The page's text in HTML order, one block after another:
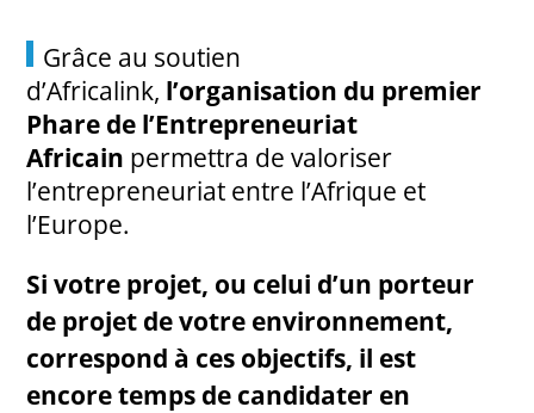
Grâce au soutien
d’Africalink, l’organisation du premier
Phare de l’Entrepreneuriat
Africain permettra de valoriser
l’entrepreneuriat entre l’Afrique et
l’Europe.
Si votre projet, ou celui d’un porteur
de projet de votre environnement,
correspond à ces objectifs, il est
encore temps de candidater en